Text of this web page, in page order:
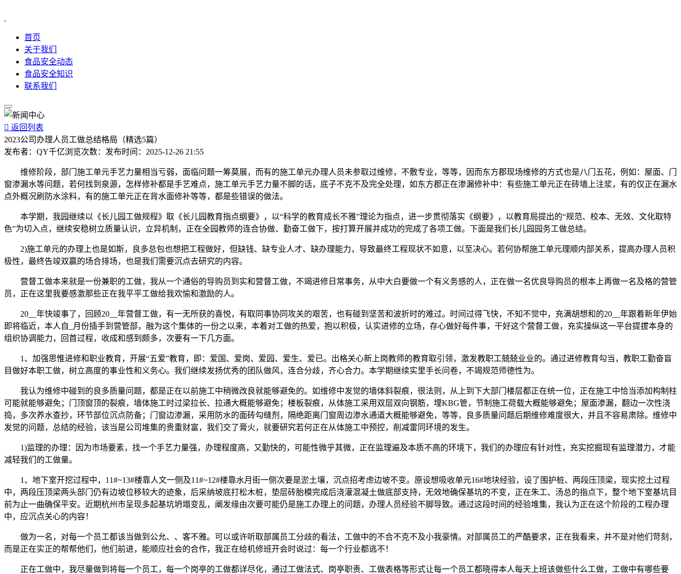
首页
关于我们
食品安全动态
食品安全知识
联系我们
 返回列表
2023公司办理人员工做总结格局（精选5篇）
发布者： QY千亿浏览次数： 发布时间： 2025-12-26 21:55
维修阶段，部门施工单元手艺力量相当亏弱，面临问题一筹莫展，而有的施工单元办理人员未参取过维修，不敷专业，等等，因而东方郡现场维修的方式也是八门五花，例如：屋面、门
窗渗漏水等问题，若何找到泉源，怎样修补都是手艺难点，施工单元手艺力量不脚的话，底子不克不及完全处理，如东方郡正在渗漏修补中：有些施工单元正在砖墙上注浆，有的仅正在漏水
点外概况刷防水涂料，有的施工单元正在背水面修补等等，都是些错误的做法。
本学期，我园继续以《长儿园工做规程》取《长儿园教育指点纲要》，以“科学的教育成长不雅”理论为指点，进一步贯彻落实《纲要》，以教育局提出的“规范、校本、无效、文化取特
色”为切入点，继续安稳树立质量认识，立异机制，正在全园教师的连合协做、勤奋工做下，按打算开展并成功的完成了各项工做。下面是我们长儿园园务工做总结。
2)施工单元的办理上也是如斯，良多总包也想把工程做好，但缺钱、缺专业人才、缺办理能力，导致最终工程现状不如意，以至决心。若何协帮施工单元理顺内部关系，提高办理人员积
极性，最终告竣双赢的场合排场，也是我们需要沉点去研究的内容。
营督工做本来就是一份兼职的工做，我从一个通俗的导购员到实和营督工做，不竭进修日常事务，从中大白要做一个有义务感的人，正在做一名优良导购员的根本上再做一名及格的营管
员，正在这里我要感激那些正在我平平工做给我欢愉和激励的人。
20__年快竣事了，回顾20__年营督工做，有一无所获的喜悦，有取同事协同攻关的艰苦，也有碰到坚苦和波折时的难过。时间过得飞快，不知不觉中，充满胡想和的20__年跟着新年伊始
即将临近，本人自_月份插手到营管部，融为这个集体的一份之以来，本着对工做的热爱，抱以积极，认实进修的立场，存心做好每件事，干好这个营督工做，充实操纵这一平台提拔本身的
组织协调能力，回首过程，收成和感到颇多，次要有一下几方面。
1、加强思惟进修和职业教育，开展“五爱”教育，即：爱国、爱岗、爱园、爱生、爱已。出格关心新上岗教师的教育取引领，激发教职工兢兢业业的。通过进修教育勾当，教职工勤奋盲
目做好本职工做，树立高度的事业性和义务心。我们继续发扬优秀的团队做风，连合分歧，齐心合力。本学期继续实里手长问卷，不竭规范师德性为。
我认为维修中碰到的良多质量问题，都是正在以前施工中稍微改良就能够避免的。如维修中发觉的墙体斜裂痕，很法则，从上到下大部门楼层都正在统一位，正在施工中恰当添加构制柱
可能就能够避免；门顶窗顶的裂痕，墙体施工时过梁拉长、拉通大概能够避免；楼板裂痕，从体施工采用双层双向钢筋，埋KBG管，节制施工荷载大概能够避免；屋面渗漏，翻边一次性浇
捣，多次养水查抄，环节部位沉点防备；门窗边渗漏，采用防水的面砖勾缝剂，隔绝距离门窗周边渗水通道大概能够避免，等等，良多质量问题后期维修难度很大，并且不容易肃除。维修中
发觉的问题，总结的经验，该当是公司堆集的贵重财富，我们交了膏火，就要研究若何正在从体施工中预控，削减雷同环境的发生。
1)监理的办理：因为市场要素，找一个手艺力量强，办理程度高，又勤快的，可能性微乎其微，正在监理遍及本质不高的环境下，我们的办理应有针对性，充实挖掘现有监理潜力，才能
减轻我们的工做量。
1、地下室开挖过程中，11#~13#楼靠人文一侧及11#~12#楼靠水月街一侧次要是淤土壤，沉点招考虑边坡不变。原设想吸收单元16#地块经验，设了围护桩、两段压顶梁，现实挖土过程
中，两段压顶梁两头部门仍有边坡位移较大的迹象，后采纳坡底打松木桩，垫层砖胎模完成后浇灌混凝土做底部支持，无效地确保基坑的不变，正在朱工、汤总的指点下，整个地下室基坑目
前为止一曲确保平安。近期杭州市呈现多起基坑坍塌变乱，阐发缘由次要可能仍是施工办理上的问题，办理人员经验不脚导致。通过这段时间的经验堆集，我认为正在这个阶段的工程办理
中，应沉点关心的内容！
做为一名，对每一个员工都该当做到公允、、客不雅。可以或许听取部属员工分歧的看法，工做中的不合不克不及小我豪情。对部属员工的严酷要求，正在我看来，并不是对他们苛刻，
而是正在实正的帮帮他们，他们前进，能顺应社会的合作，我正在给机修班开会时说过：每一个行业都逃不！
正在工做中，我尽量做到将每一个员工，每一个岗亭的工做都详尽化，通过工做法式、岗亭职责、工做表格等形式让每一个员工都晓得本人每天上班该做些什么工做，工做中有哪些要